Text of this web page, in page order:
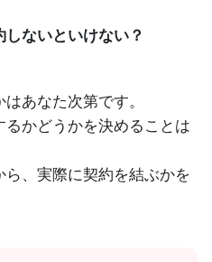
ないといけない？
あなた次第です。
かどうかを決めることは
、実際に契約を結ぶかを